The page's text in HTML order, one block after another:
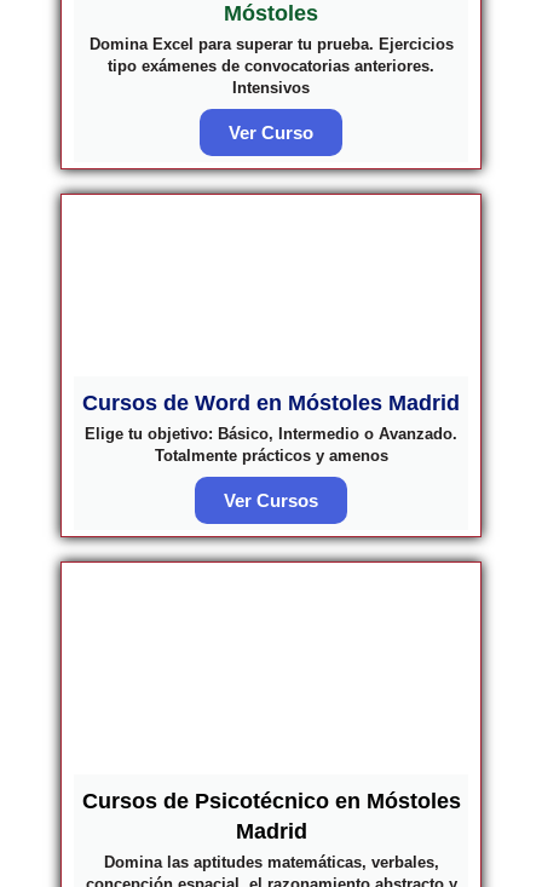
Móstoles
Domina Excel para superar tu prueba. Ejercicios
tipo exámenes de convocatorias anteriores.
Intensivos
Ver Curso
Cursos de Word en Móstoles Madrid
Elige tu objetivo: Básico, Intermedio o Avanzado.
Totalmente prácticos y amenos
Ver Cursos
Cursos de Psicotécnico en Móstoles
Madrid
Domina las aptitudes matemáticas, verbales,